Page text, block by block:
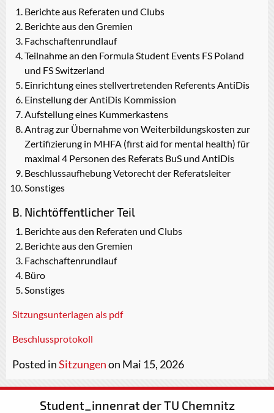
Berichte aus Referaten und Clubs
Berichte aus den Gremien
Fachschaftenrundlauf
Teilnahme an den Formula Student Events FS Poland
und FS Switzerland
Einrichtung eines stellvertretenden Referents AntiDis
Einstellung der AntiDis Kommission
Aufstellung eines Kummerkastens
Antrag zur Übernahme von Weiterbildungskosten zur
Zertifizierung in MHFA (first aid for mental health) für
maximal 4 Personen des Referats BuS und AntiDis
Beschlussaufhebung Vetorecht der Referatsleiter
Sonstiges
B. Nichtöffentlicher Teil
Berichte aus den Referaten und Clubs
Berichte aus den Gremien
Fachschaftenrundlauf
Büro
Sonstiges
Sitzungsunterlagen als pdf
Beschlussprotokoll
Posted inSitzungenon Mai 15, 2026
Student_innenrat der TU Chemnitz